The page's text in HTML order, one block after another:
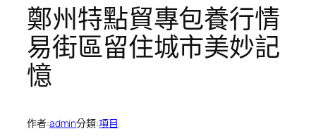
鄭州特點貿專包養行情
易街區留住城市美妙記
憶
作者:admin分類:項目